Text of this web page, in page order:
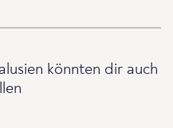
könnten dir auch